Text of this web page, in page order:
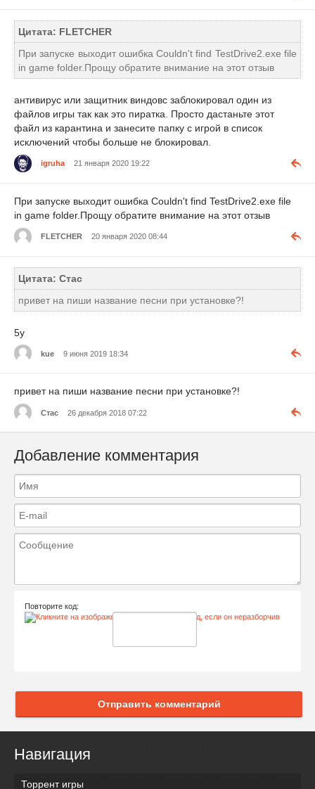
Цитата: FLETCHER
При запуске выходит ошибка Couldn't find TestDrive2.exe file
in game folder.Прощу обратите внимание на этот отзыв
антивирус или защитник виндовс заблокировал один из
файлов игры так как это пиратка. Просто дастаньте этот
файл из карантина и занесите папку с игрой в список
исключений чтобы больше не блокировал.
igruha 21 января 2020 19:22
При запуске выходит ошибка Couldn't find TestDrive2.exe file
in game folder.Прощу обратите внимание на этот отзыв
FLETCHER 20 января 2020 08:44
Цитата: Стас
привет на пиши название песни при установке?!
5y
kue 9 июня 2019 18:34
привет на пиши название песни при установке?!
Стас 26 декабря 2018 07:22
Добавление комментария
Повторите код:
Отправить комментарий
Навигация
Торрент игры